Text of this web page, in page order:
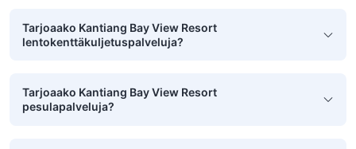
Tarjoaako Kantiang Bay View Resort
lentokenttäkuljetuspalveluja?
Tarjoaako Kantiang Bay View Resort
pesulapalveluja?